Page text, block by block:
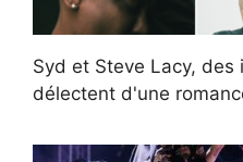
Syd et Steve Lacy, des
délectent d'une